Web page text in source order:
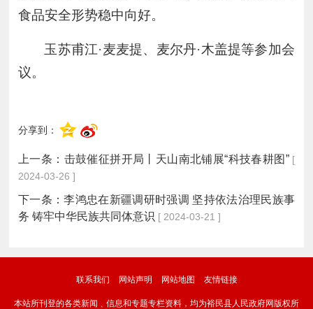
食品安全形势稳中向好。
玉苏甫江·麦麦提、麦尔丹·木盖提等参加会
议。
分享到：
上一条： 击鼓催征拼开局丨天山南北铺展“科技春耕图” [
2024-03-26 ]
下一条：李鸿忠在新疆调研时强调 坚持依法治理民族事
务 铸牢中华民族共同体意识 [ 2024-03-21 ]
联系我们 网站声明 网站地图 友情链接
本站所刊登的各类新闻﹑信息和专题专栏资料，均为裕民县人民政府网版权所